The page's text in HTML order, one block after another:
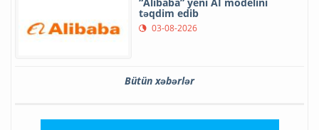
təqdim edib
03-08-2026
Bütün xəbərlər